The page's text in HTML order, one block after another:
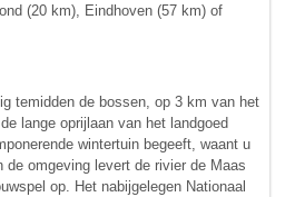
(20 km), Eindhoven (57 km) of
temidden de bossen, op 3 km van het
lange oprijlaan van het landgoed
wintertuin begeeft, waant u
de omgeving levert de rivier de Maas
op. Het nabijgelegen Nationaal